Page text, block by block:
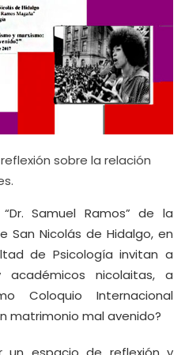
sobre la relación
Samuel Ramos” de la
San Nicolás de Hidalgo, en
de Psicología invitan a
académicos nicolaitas, a
Coloquio Internacional
matrimonio mal avenido?